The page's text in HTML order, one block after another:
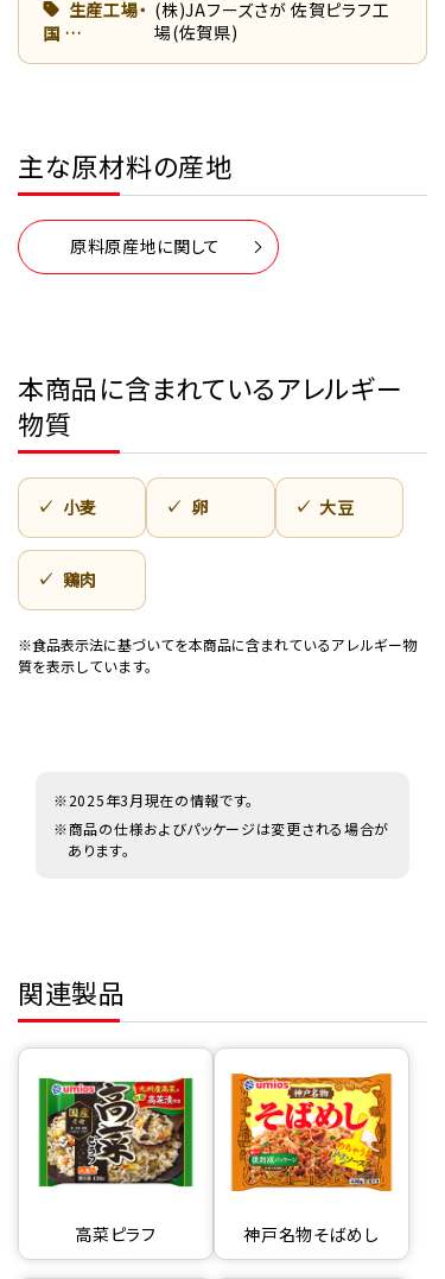
生産工場・
国
(株)JAフーズさが 佐賀ピラフ工
場(佐賀県)
主な原材料の産地
原料原産地に関して
本商品に含まれているアレルギー
物質
小麦 卵 大豆
鶏肉
※食品表示法に基づいてを本商品に含まれているアレルギー物
質を表示しています。
※2025年3月現在の情報です。
※商品の仕様およびパッケージは変更される場合が
あります。
関連製品
高菜ピラフ 神戸名物そばめし